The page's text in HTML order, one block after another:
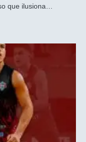
que ilusiona…